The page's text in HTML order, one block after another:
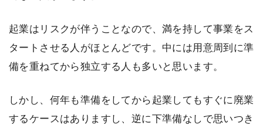
起業はリスクが伴うことなので、満を持して事業をス
タートさせる人がほとんどです。中には用意周到に準
備を重ねてから独立する人も多いと思います。
しかし、何年も準備をしてから起業してもすぐに廃業
するケースはありますし、逆に下準備なしで思いつき